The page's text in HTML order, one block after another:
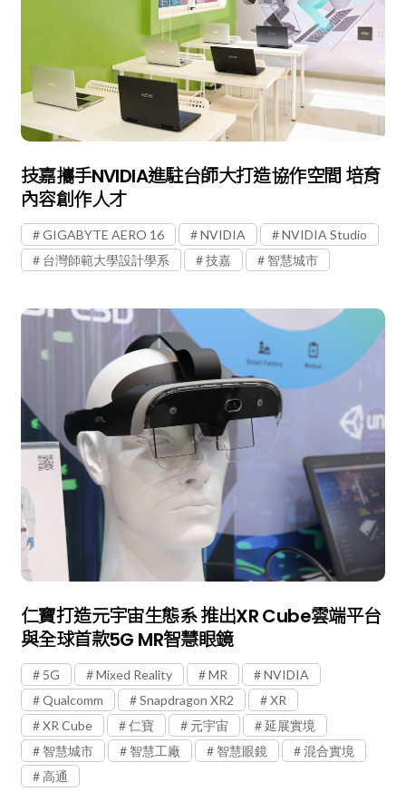
技嘉攜手NVIDIA進駐台師大打造協作空間 培育
內容創作人才
GIGABYTE AERO 16 NVIDIA
NVIDIA Studio
台灣師範大學設計學系
技嘉 智慧城市
仁寶打造元宇宙生態系 推出XR Cube雲端平台
與全球首款5G MR智慧眼鏡
5G Mixed Reality MR
NVIDIA
Qualcomm
Snapdragon XR2
XR
XR Cube
仁寶 元宇宙
延展實境
智慧城市
智慧工廠 智慧眼鏡
混合實境
高通